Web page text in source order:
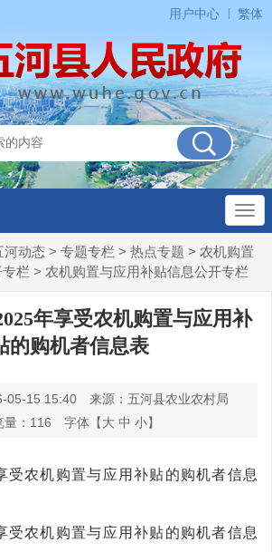
用户中心 繁体
河动态 > 专题专栏 > 热点专题 > 农机购置
栏 > 农机购置与应用补贴信息公开专栏
年享受农机购置与应用补
的购机者信息表
05-15 15:40
来源：五河县农业农村局
： 116 字体【大 中 小】
受农机购置与应用补贴的购机者信息
受农机购置与应用补贴的购机者信息